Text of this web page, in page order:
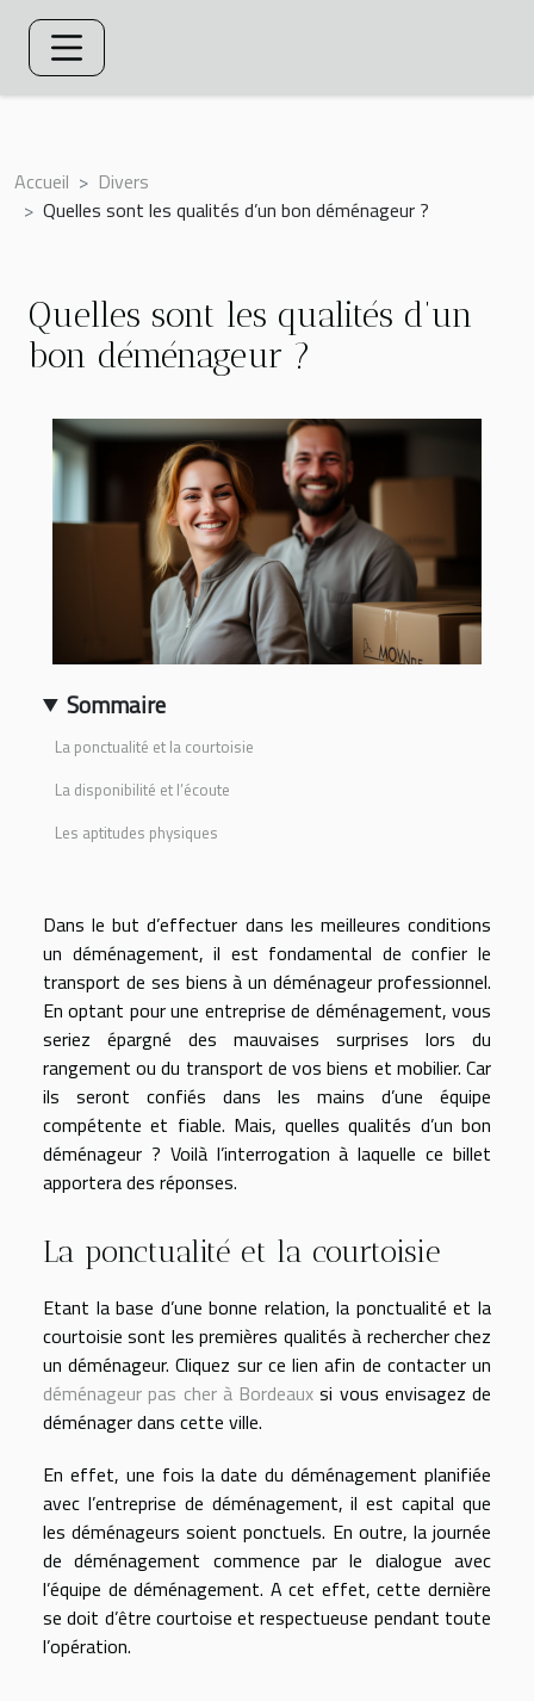
Accueil
Divers
Quelles sont les qualités d’un bon déménageur ?
Quelles sont les qualités d’un
bon déménageur ?
Sommaire
La ponctualité et la courtoisie
La disponibilité et l’écoute
Les aptitudes physiques
Dans le but d’effectuer dans les meilleures conditions
un déménagement, il est fondamental de confier le
transport de ses biens à un déménageur professionnel.
En optant pour une entreprise de déménagement, vous
seriez épargné des mauvaises surprises lors du
rangement ou du transport de vos biens et mobilier. Car
ils seront confiés dans les mains d’une équipe
compétente et fiable. Mais, quelles qualités d’un bon
déménageur ? Voilà l’interrogation à laquelle ce billet
apportera des réponses.
La ponctualité et la courtoisie
Etant la base d’une bonne relation, la ponctualité et la
courtoisie sont les premières qualités à rechercher chez
un déménageur. Cliquez sur ce lien afin de contacter un
déménageur pas cher à Bordeaux si vous envisagez de
déménager dans cette ville.
En effet, une fois la date du déménagement planifiée
avec l’entreprise de déménagement, il est capital que
les déménageurs soient ponctuels. En outre, la journée
de déménagement commence par le dialogue avec
l’équipe de déménagement. A cet effet, cette dernière
se doit d’être courtoise et respectueuse pendant toute
l’opération.